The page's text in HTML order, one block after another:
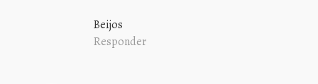
Beijos
Responder